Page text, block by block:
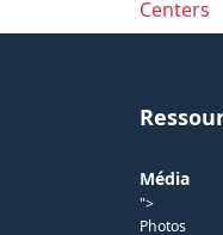
Centers
Média
">
Photos